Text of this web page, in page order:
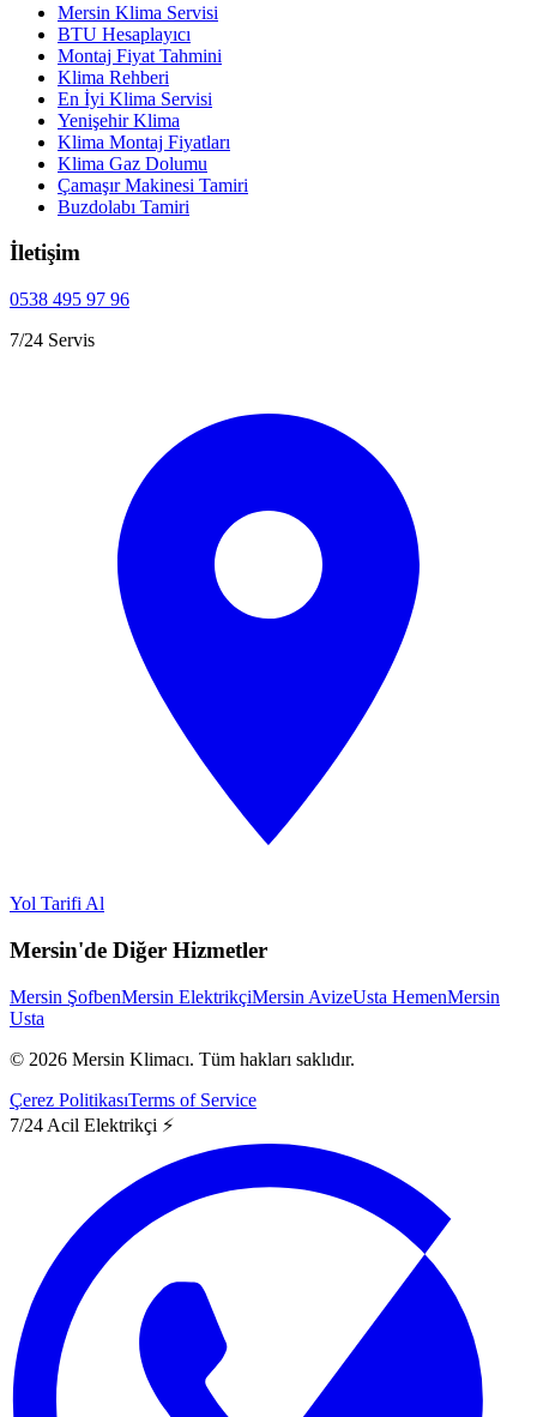
Mersin Klima Servisi
BTU Hesaplayıcı
Montaj Fiyat Tahmini
Klima Rehberi
En İyi Klima Servisi
Yenişehir Klima
Klima Montaj Fiyatları
Klima Gaz Dolumu
Çamaşır Makinesi Tamiri
Buzdolabı Tamiri
İletişim
0538 495 97 96
7/24 Servis
Yol Tarifi Al
Mersin'de Diğer Hizmetler
Mersin ŞofbenMersin ElektrikçiMersin AvizeUsta HemenMersin
Usta
© 2026 Mersin Klimacı. Tüm hakları saklıdır.
Çerez PolitikasıTerms of Service
7/24 Acil Elektrikçi ⚡